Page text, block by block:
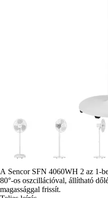
A Sencor SFN 4060WH 2 az 1-
80°-os oszcillációval, állítható
magassággal frissít.